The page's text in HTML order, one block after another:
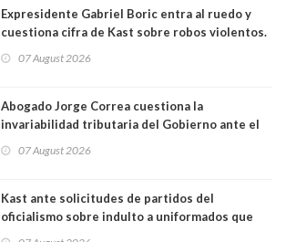
Expresidente Gabriel Boric entra al ruedo y
cuestiona cifra de Kast sobre robos violentos.
07 August 2026
Abogado Jorge Correa cuestiona la
invariabilidad tributaria del Gobierno ante el
democracia” y "defendemos la alternancia en el
07 August 2026
Kast ante solicitudes de partidos del
oficialismo sobre indulto a uniformados que